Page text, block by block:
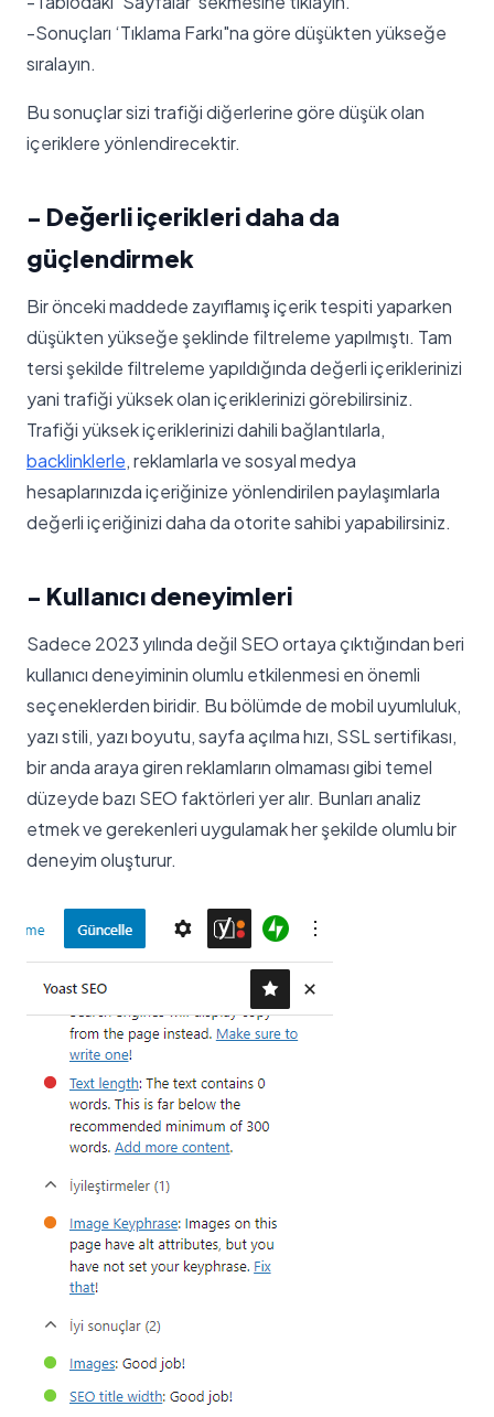
-Sonuçları ‘Tıklama Farkı"na göre düşükten yükseğe
sıralayın.
Bu sonuçlar sizi trafiği diğerlerine göre düşük olan
içeriklere yönlendirecektir.
- Değerli içerikleri daha da
güçlendirmek
Bir önceki maddede zayıflamış içerik tespiti yaparken
düşükten yükseğe şeklinde filtreleme yapılmıştı. Tam
tersi şekilde filtreleme yapıldığında değerli içeriklerinizi
yani trafiği yüksek olan içeriklerinizi görebilirsiniz.
Trafiği yüksek içeriklerinizi dahili bağlantılarla,
backlinklerle, reklamlarla ve sosyal medya
hesaplarınızda içeriğinize yönlendirilen paylaşımlarla
değerli içeriğinizi daha da otorite sahibi yapabilirsiniz.
- Kullanıcı deneyimleri
Sadece 2023 yılında değil SEO ortaya çıktığından beri
kullanıcı deneyiminin olumlu etkilenmesi en önemli
seçeneklerden biridir. Bu bölümde de mobil uyumluluk,
yazı stili, yazı boyutu, sayfa açılma hızı, SSL sertifikası,
bir anda araya giren reklamların olmaması gibi temel
düzeyde bazı SEO faktörleri yer alır. Bunları analiz
etmek ve gerekenleri uygulamak her şekilde olumlu bir
deneyim oluşturur.